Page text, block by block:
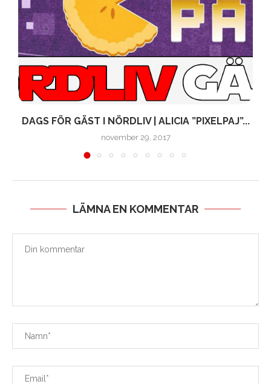
DAGS FÖR GÄST I NÖRDLIV | ALICIA ”PIXELPAJ”...
november 29, 2017
LÄMNA EN KOMMENTAR